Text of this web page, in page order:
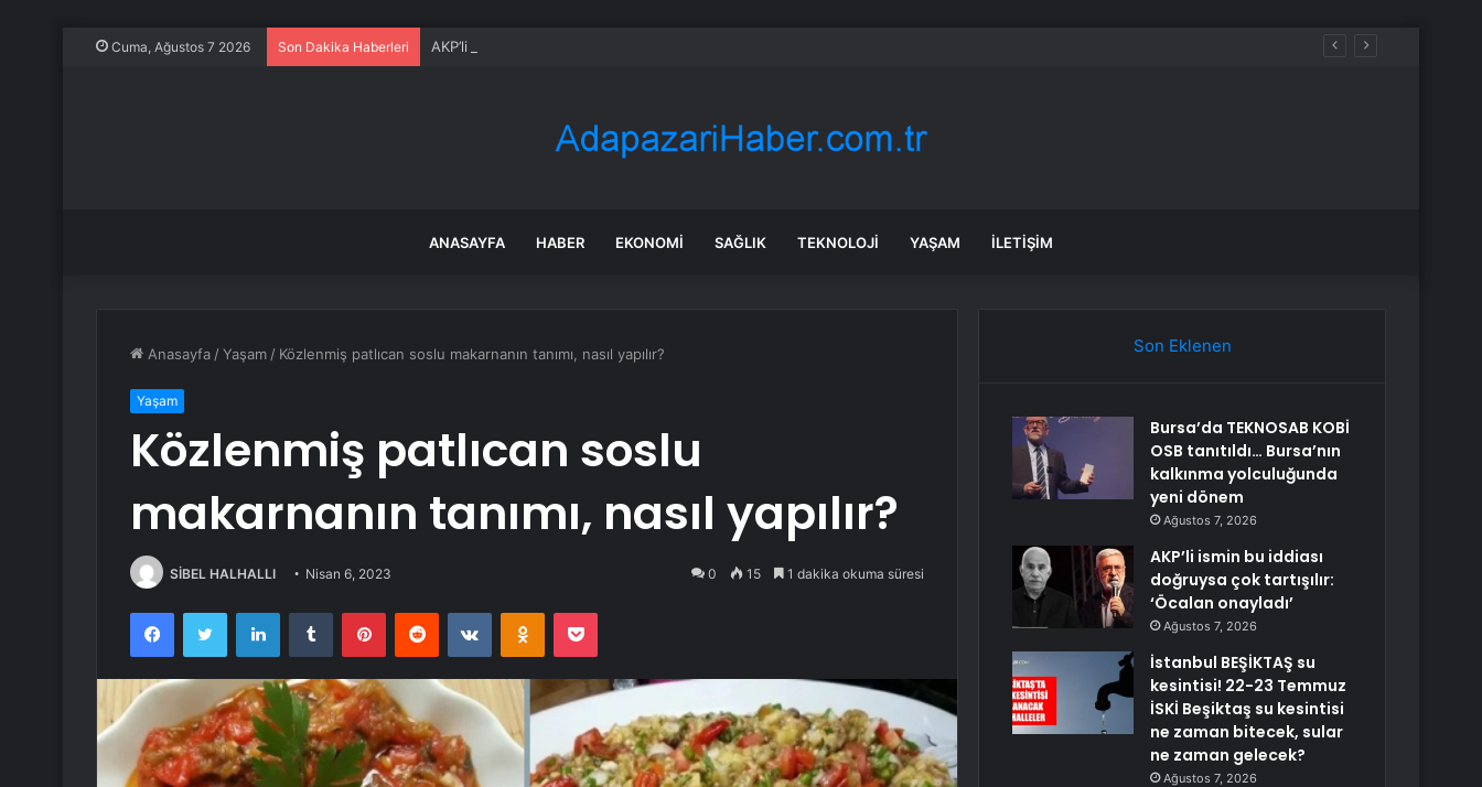
Cuma, Ağustos 7 2026 Son Dakika Haberleri AKP’li ismin bu iddiası doğruysa çok tartışılır: ‘Öcalan onayladı’
ANASAYFA HABER EKONOMI SAĞLIK TEKNOLOJI YAŞAM İLETIŞIM
Anasayfa /Yaşam / Közlenmiş patlıcan soslu makarnanın tanımı, nasıl yapılır?
Yaşam
Közlenmiş patlıcan soslu
makarnanın tanımı, nasıl yapılır?
SİBEL HALHALLI Nisan 6, 2023 0 15 1 dakika okuma süresi
FacebookTwitter LinkedInTumblr PinterestReddit VKontakteOdnoklassniki
Pocket
Son Eklenen
Bursa’da TEKNOSAB KOBİ
OSB tanıtıldı… Bursa’nın
kalkınma yolculuğunda
yeni dönem
Ağustos 7, 2026
AKP’li ismin bu iddiası
doğruysa çok tartışılır:
‘Öcalan onayladı’
Ağustos 7, 2026
İstanbul BEŞİKTAŞ su
kesintisi! 22-23 Temmuz
İSKİ Beşiktaş su kesintisi
ne zaman bitecek, sular
ne zaman gelecek?
Ağustos 7, 2026